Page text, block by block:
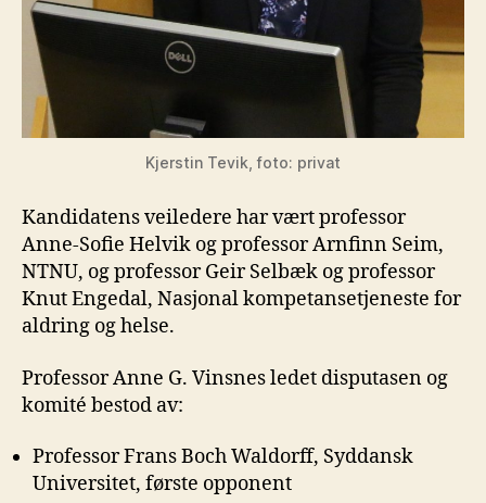
Kjerstin Tevik, foto: privat
Kandidatens veiledere har vært professor
Anne-Sofie Helvik og professor Arnfinn Seim,
NTNU, og professor Geir Selbæk og professor
Knut Engedal, Nasjonal kompetansetjeneste for
aldring og helse.
Professor Anne G. Vinsnes ledet disputasen og
komité bestod av:
Professor Frans Boch Waldorff, Syddansk
Universitet, første opponent